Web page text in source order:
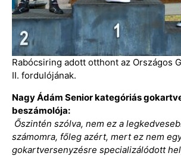
Rabócsiring adott otthont az Országos
II. fordulójának.
Nagy Ádám Senior kategóriás
beszámolója:
Őszintén szólva, nem ez a
számomra, főleg azért, mert ez nem
gokartversenyzésre specializálódott